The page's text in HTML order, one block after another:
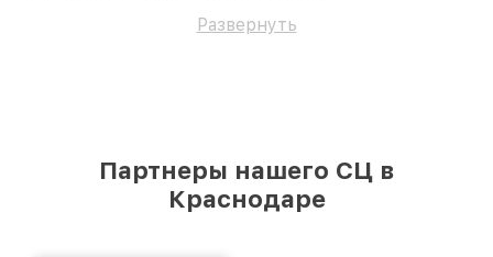
Развернуть
Партнеры нашего СЦ в
Краснодаре